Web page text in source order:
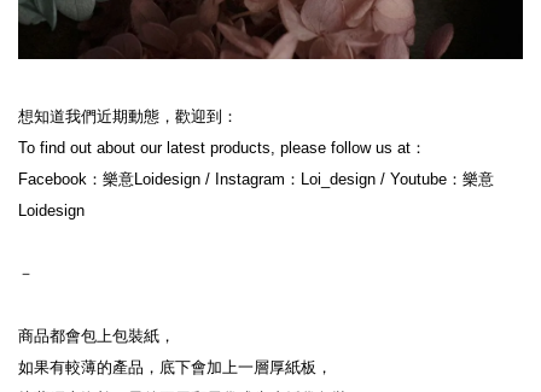
想知道我們近期動態，歡迎到：
To find out about our latest products, please follow us at：
Facebook：樂意Loidesign / Instagram：Loi_design / Youtube：樂意
Loidesign
－
商品都會包上包裝紙，
如果有較薄的產品，底下會加上一層厚紙板，